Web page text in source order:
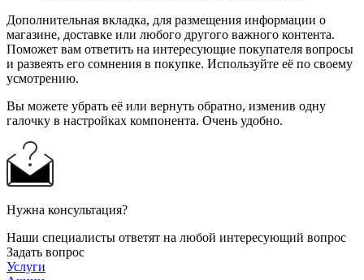
Дополнительная вкладка, для размещения информации о
магазине, доставке или любого другого важного контента.
Поможет вам ответить на интересующие покупателя вопросы
и развеять его сомнения в покупке. Используйте её по своему
усмотрению.
Вы можете убрать её или вернуть обратно, изменив одну
галочку в настройках компонента. Очень удобно.
Нужна консультация?
Наши специалисты ответят на любой интересующий вопрос
Задать вопрос
Услуги